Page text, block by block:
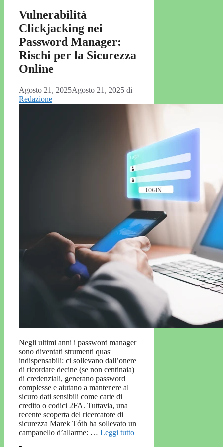
Vulnerabilità
Clickjacking nei
Password Manager:
Rischi per la Sicurezza
Online
Agosto 21, 2025Agosto 21, 2025 di
Redazione
Negli ultimi anni i password manager
sono diventati strumenti quasi
indispensabili: ci sollevano dall’onere
di ricordare decine (se non centinaia)
di credenziali, generano password
complesse e aiutano a mantenere al
sicuro dati sensibili come carte di
credito o codici 2FA. Tuttavia, una
recente scoperta del ricercatore di
sicurezza Marek Tóth ha sollevato un
campanello d’allarme: … Leggi tutto